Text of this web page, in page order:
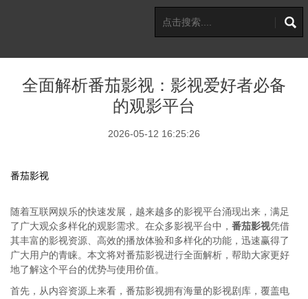
全面解析番茄影视：影视爱好者必备
的观影平台
2026-05-12 16:25:26
番茄影视
随着互联网娱乐的快速发展，越来越多的影视平台涌现出来，满足
了广大观众多样化的观影需求。在众多影视平台中， 番茄影视凭借
其丰富的影视资源、高效的播放体验和多样化的功能，迅速赢得了
广大用户的青睐。本文将对番茄影视进行全面解析，帮助大家更好
地了解这个平台的优势与使用价值。
首先，从内容资源上来看，番茄影视拥有海量的影视剧库，覆盖电